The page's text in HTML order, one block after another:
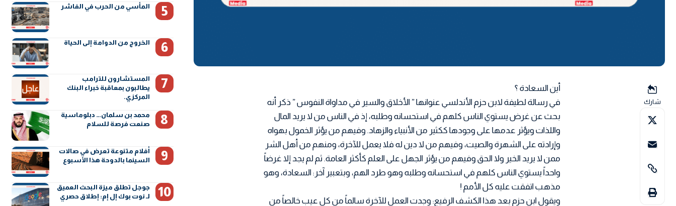
شارك
أين السعادة ؟
في رسالة لطيفة لابن حزم الأندلسي عنوانها ” الأخلاق والسير في مداواة النفوس ” ذكر أنه
بحث عن غرض يستوي الناس كلهم في استحسانه وطلبه، إذ في الناس من لا يريد المال
واللذات ويؤثر عدمها على وجودها ككثير من الأنبياء والزهاد. وفيهم من يؤثر الخمول بهواه
وإرادته على الشهرة والصيت، وفيهم من لا دين له فلا يعمل للآخرة، ومنهم من أهل الشر
ممن لا يريد الخير ولا الحق وفيهم من يؤثر الجهل على العلم كأكثر العامة. ثم لم يجد إلا غرضاً
واحداً يستوي الناس كلهم في استحسانه وطلبه وهو طرد الهم، وبتعبير آخر: السعادة، وهو
مذهب اتفقت عليه كل الأمم !
ويقول ابن حزم بعد هذا الكشف الرفيع: وجدت العمل للآخرة سالماً من كل عيب خالصاً من
المأسي من الحرب في الفاشر
الخروج من الدوامة إلى الحياة
المستشارون للترامب
يطالبون بمعاقبة خبراء البنك
المركزي.
محمد بن سلمان… دبلوماسية
صنعت فرصة للسلام
أفلام متنوعة تعرض في صالات
السينما بالدوحة هذا الأسبوع
جوجل تطلق ميزة البحث العميق
لـ نوت بوك إل إم: إطلاق حصري